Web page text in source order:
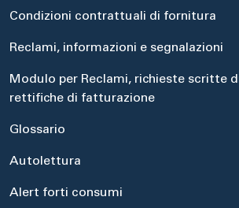
Condizioni contrattuali di fornitura
Reclami, informazioni e segnalazioni
Modulo per Reclami, richieste scritte
rettifiche di fatturazione
Glossario
Autolettura
Alert forti consumi